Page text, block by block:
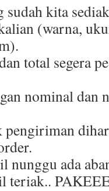
sudah kita
(warna,
total segera
nominal dan
pengiriman
nunggu ada
teriak..